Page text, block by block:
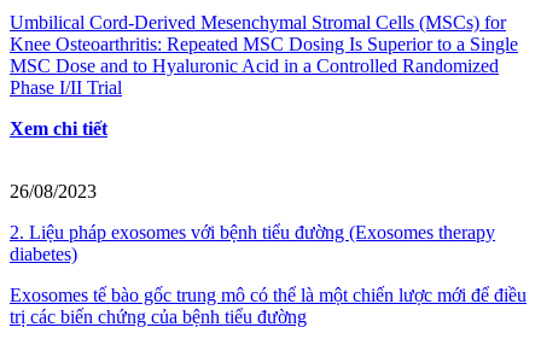
Umbilical Cord-Derived Mesenchymal Stromal Cells (MSCs) for
Knee Osteoarthritis: Repeated MSC Dosing Is Superior to a Single
MSC Dose and to Hyaluronic Acid in a Controlled Randomized
Phase I/II Trial
Xem chi tiết
26/08/2023
2. Liệu pháp exosomes với bệnh tiểu đường (Exosomes therapy
diabetes)
Exosomes tế bào gốc trung mô có thể là một chiến lược mới để điều
trị các biến chứng của bệnh tiểu đường